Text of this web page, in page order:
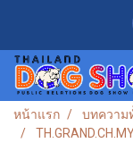
หน้าแรก บทความ